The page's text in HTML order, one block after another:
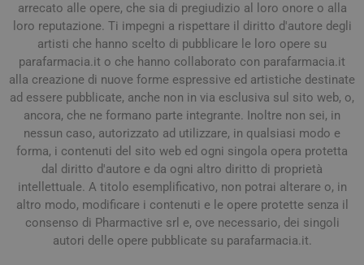
arrecato alle opere, che sia di pregiudizio al loro onore o alla
loro reputazione. Ti impegni a rispettare il diritto d'autore degli
artisti che hanno scelto di pubblicare le loro opere su
parafarmacia.it o che hanno collaborato con parafarmacia.it
alla creazione di nuove forme espressive ed artistiche destinate
ad essere pubblicate, anche non in via esclusiva sul sito web, o,
ancora, che ne formano parte integrante. Inoltre non sei, in
nessun caso, autorizzato ad utilizzare, in qualsiasi modo e
forma, i contenuti del sito web ed ogni singola opera protetta
dal diritto d'autore e da ogni altro diritto di proprietà
intellettuale. A titolo esemplificativo, non potrai alterare o, in
altro modo, modificare i contenuti e le opere protette senza il
consenso di Pharmactive srl e, ove necessario, dei singoli
autori delle opere pubblicate su parafarmacia.it.